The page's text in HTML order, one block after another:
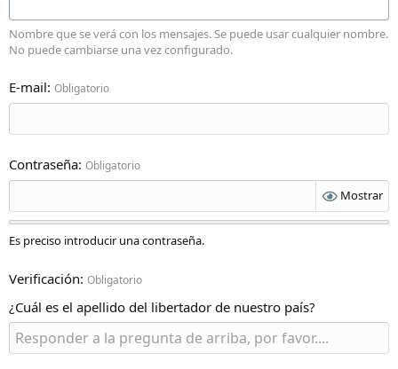
Nombre que se verá con los mensajes. Se puede usar cualquier nombre.
No puede cambiarse una vez configurado.
E-mail Obligatorio
Contraseña Obligatorio
Mostrar
Es preciso introducir una contraseña.
Verificación Obligatorio
¿Cuál es el apellido del libertador de nuestro país?